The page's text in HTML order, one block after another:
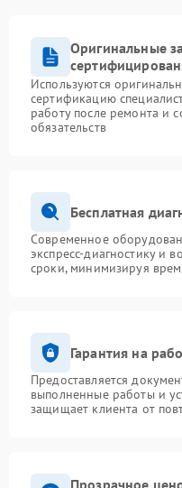
Оригинальные
Используются
сертификацию
работу после ремонта и
обязательств
Бесплатная
Современное
экспресс-диагностику и
сроки, минимизируя
Гарантия на
Предоставляется
выполненные работы и
защищает клиента от